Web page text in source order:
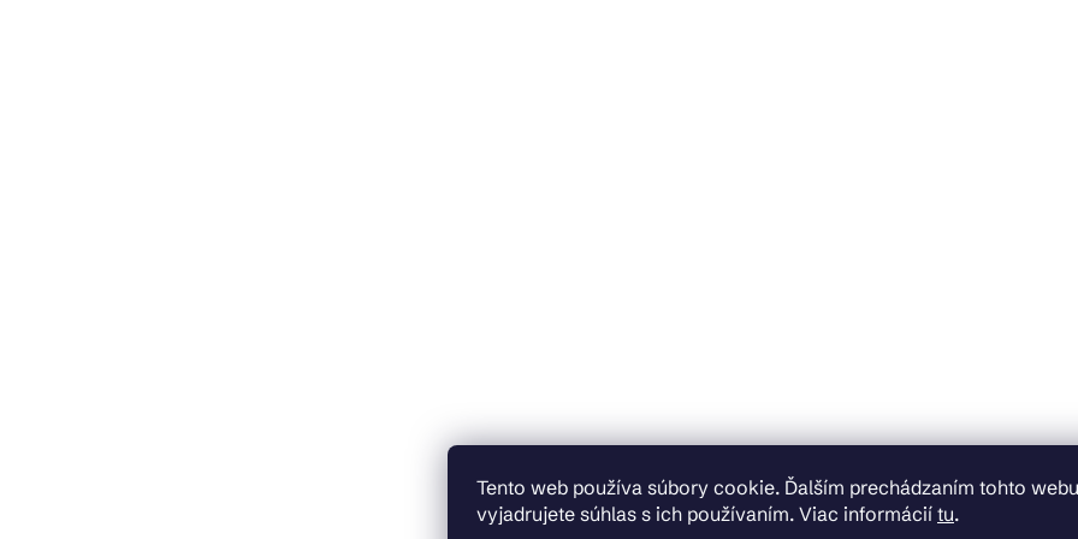
Tento web používa súbory cookie. Ďalším prechádzaním tohto webu
vyjadrujete súhlas s ich používaním. Viac informácií tu.